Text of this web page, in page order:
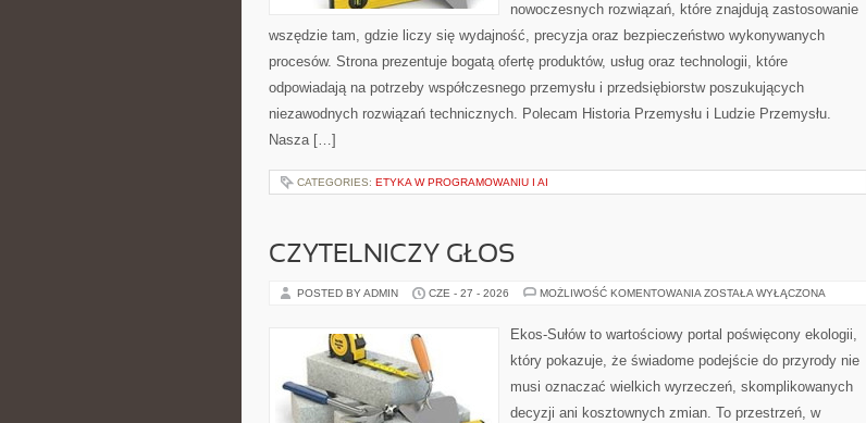
nowoczesnych rozwiązań, które znajdują zastosowanie
wszędzie tam, gdzie liczy się wydajność, precyzja oraz bezpieczeństwo wykonywanych
procesów. Strona prezentuje bogatą ofertę produktów, usług oraz technologii, które
odpowiadają na potrzeby współczesnego przemysłu i przedsiębiorstw poszukujących
niezawodnych rozwiązań technicznych. Polecam Historia Przemysłu i Ludzie Przemysłu.
Nasza […]
CATEGORIES: ETYKA W PROGRAMOWANIU I AI
CZYTELNICZY GŁOS
POSTED BY ADMIN CZE - 27 - 2026 MOŻLIWOŚĆ KOMENTOWANIA CZYTELNICZY
ZOSTAŁA WYŁĄCZONA
Ekos-Sułów to wartościowy portal poświęcony ekologii,
który pokazuje, że świadome podejście do przyrody nie
musi oznaczać wielkich wyrzeczeń, skomplikowanych
decyzji ani kosztownych zmian. To przestrzeń, w